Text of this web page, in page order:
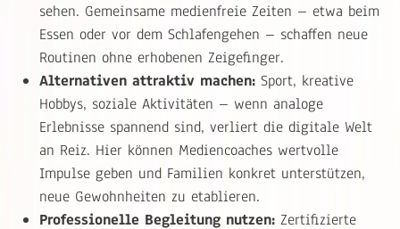
sehen. Gemeinsame medienfreie Zeiten – etwa beim
Essen oder vor dem Schlafengehen – schaffen neue
Routinen ohne erhobenen Zeigefinger.
Alternativen attraktiv machen: Sport, kreative
Hobbys, soziale Aktivitäten – wenn analoge
Erlebnisse spannend sind, verliert die digitale Welt
an Reiz. Hier können Mediencoaches wertvolle
Impulse geben und Familien konkret unterstützen,
neue Gewohnheiten zu etablieren.
Professionelle Begleitung nutzen: Zertifizierte